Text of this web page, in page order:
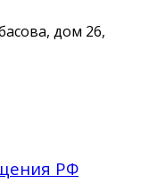
дом 26,
РФ